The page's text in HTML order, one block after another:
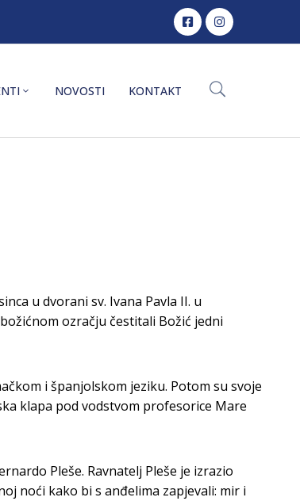
NOVOSTI KONTAKT
u dvorani sv. Ivana Pavla II. u
ozračju čestitali Božić jedni
i španjolskom jeziku. Potom su svoje
klapa pod vodstvom profesorice Mare
Pleše. Ravnatelj Pleše je izrazio
noći kako bi s anđelima zapjevali: mir i